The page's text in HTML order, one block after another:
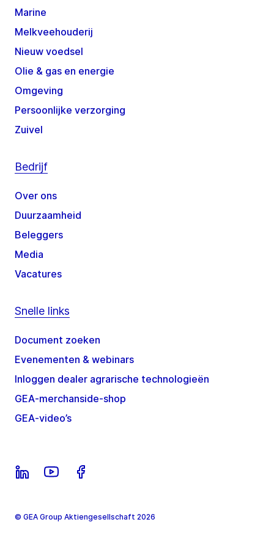
Marine
Melkveehouderij
Nieuw voedsel
Olie & gas en energie
Omgeving
Persoonlijke verzorging
Zuivel
Bedrijf
Over ons
Duurzaamheid
Beleggers
Media
Vacatures
Snelle links
Document zoeken
Evenementen & webinars
Inloggen dealer agrarische technologieën
GEA-merchanside-shop
GEA-video’s
© GEA Group Aktiengesellschaft 2026